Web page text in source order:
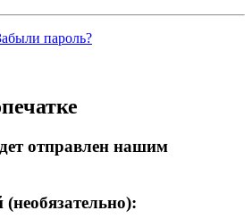
пароль?
отправлен нашим